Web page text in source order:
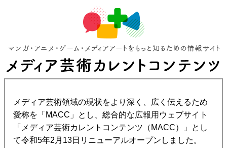
メディア芸術領域の現状をより深く、広く伝えるため
愛称を「MACC」とし、総合的な広報用ウェブサイト
「メディア芸術カレントコンテンツ（MACC）」とし
て令和5年2月13日リニューアルオープンしました。